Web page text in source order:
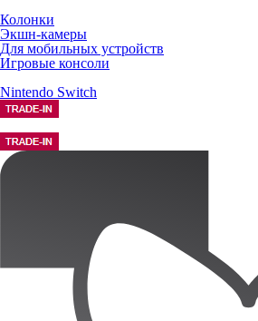
Колонки
Экшн-камеры
Для мобильных устройств
Игровые консоли
Nintendo Switch